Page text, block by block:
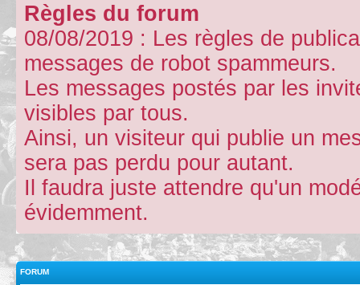
Règles du forum
08/08/2019 : Les règles de
messages de robot spammeurs.
Les messages postés par les
visibles par tous.
Ainsi, un visiteur qui publie un
sera pas perdu pour autant.
Il faudra juste attendre qu'un
évidemment.
FORUM